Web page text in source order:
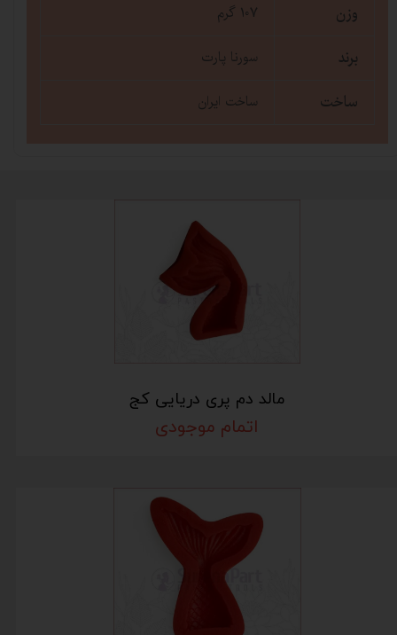
وزن 107 گرم
برند سورنا پارت
ساخت ساخت ایران
مالد دم پری دریایی کج
اتمام موجودی